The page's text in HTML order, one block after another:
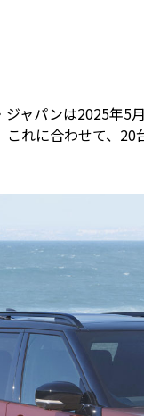
ャパンは2025年5
れに合わせて、20